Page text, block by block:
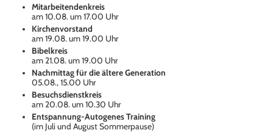
Mitarbeitendenkreis
am 10.08. um 17.00 Uhr
Kirchenvorstand
am 19.08. um 19.00 Uhr
Bibelkreis
am 21.08. um 19.00 Uhr
Nachmittag für die ältere Generation
05.08., 15.00 Uhr
Besuchsdienstkreis
am 20.08. um 10.30 Uhr
Entspannung-Autogenes Training
(im Juli und August Sommerpause)